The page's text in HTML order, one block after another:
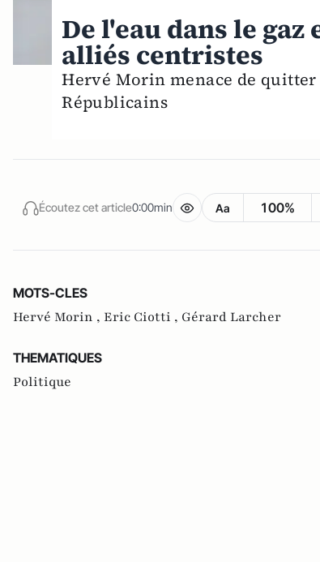
De l'eau dans le
alliés centristes
Hervé Morin menace de
Républicains
Écoutez cet article0:00min Aa 100%
MOTS-CLES
Hervé Morin , Eric Ciotti , Gérard Larcher
THEMATIQUES
Politique